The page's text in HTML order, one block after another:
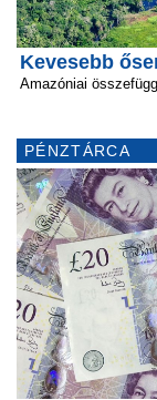
Kevesebb
Amazóniai
PÉNZTÁRCA